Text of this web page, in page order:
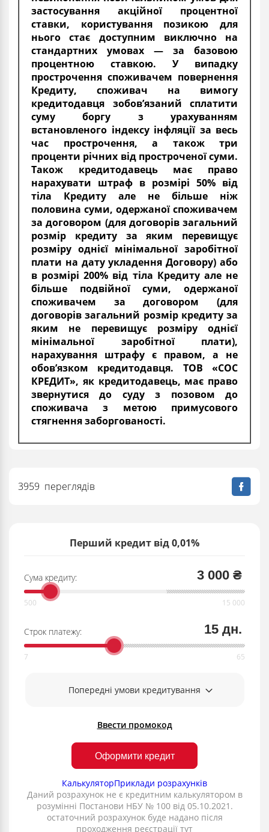
Перший кредит від 0,01%
Сума кредиту: 3 000 ₴
Строк платежу: 15 дн.
Попередні умови кредитування
Ввести промокод
Оформити кредит
КалькуляторПриклади розрахунків
Даний розрахунок не є кредитним калькулятором в
розумінні Постанови НБУ № 100 від 05.10.2021.
остаточний розрахунок буде надано після
проходження реєстрації тут
застосування акційної процентної
ставки, користування позикою для
нього стає доступним виключно на
стандартних умовах — за базовою
процентною ставкою. У випадку
прострочення споживачем повернення
Кредиту, споживач на вимогу
кредитодавця зобов’язаний сплатити
суму боргу з урахуванням
встановленого індексу інфляції за весь
час прострочення, а також три
проценти річних від простроченої суми.
Також кредитодавець має право
нарахувати штраф в розмірі 50% від
тіла Кредиту але не більше ніж
половина суми, одержаної споживачем
за договором (для договорів загальний
розмір кредиту за яким перевищує
розміру однієї мінімальної заробітної
плати на дату укладення Договору) або
в розмірі 200% від тіла Кредиту але не
більше подвійної суми, одержаної
споживачем за договором (для
договорів загальний розмір кредиту за
яким не перевищує розміру однієї
мінімальної заробітної плати),
нарахування штрафу є правом, а не
обов’язком кредитодавця. ТОВ «СОС
КРЕДИТ», як кредитодавець, має право
звернутися до суду з позовом до
споживача з метою примусового
стягнення заборгованості.
3959 переглядів